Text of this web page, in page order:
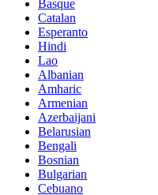
Basque
Catalan
Esperanto
Hindi
Lao
Albanian
Amharic
Armenian
Azerbaijani
Belarusian
Bengali
Bosnian
Bulgarian
Cebuano